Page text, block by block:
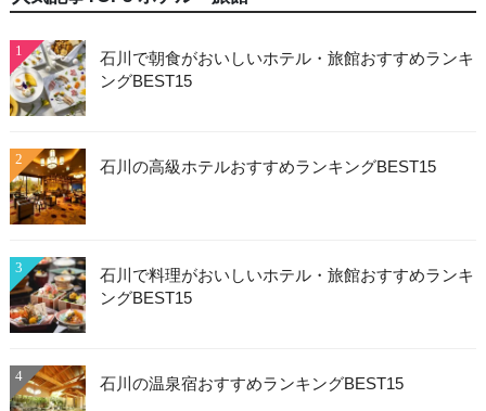
1
石川で朝食がおいしいホテル・旅館おすすめランキ
ングBEST15
2 石川の高級ホテルおすすめランキングBEST15
3
石川で料理がおいしいホテル・旅館おすすめランキ
ングBEST15
4 石川の温泉宿おすすめランキングBEST15